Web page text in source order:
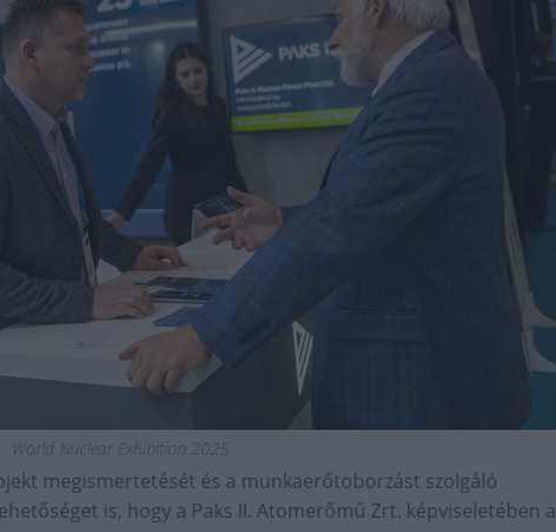
World Nuclear Exhibition 2025
megismertetését és a munkaerőtoborzást szolgáló
is, hogy a Paks II. Atomerőmű Zrt. képviseletében a